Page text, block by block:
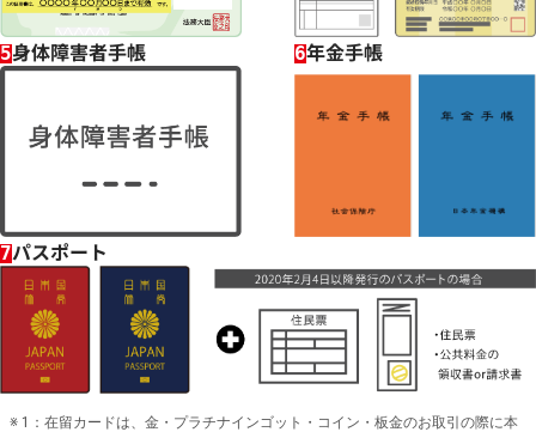
5身体障害者手帳 6年金手帳
7パスポート
1：在留カードは、金・プラチナインゴット・コイン・板金のお取引の際に本